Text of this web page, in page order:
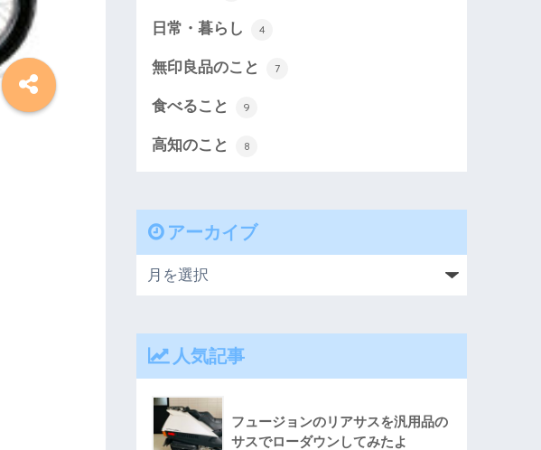
日常・暮らし 4
無印良品のこと 7
食べること 9
高知のこと 8
アーカイブ
人気記事
フュージョンのリアサスを汎用品の
サスでローダウンしてみたよ